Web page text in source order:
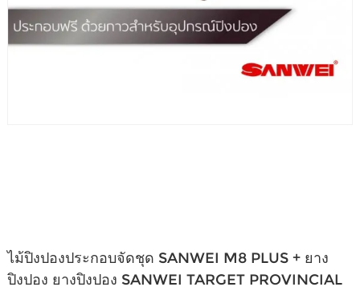
ไม้ปิงปองประกอบจัดชุด SANWEI M8 PLUS + ยาง
ปิงปอง ยางปิงปอง SANWEI TARGET PROVINCIAL